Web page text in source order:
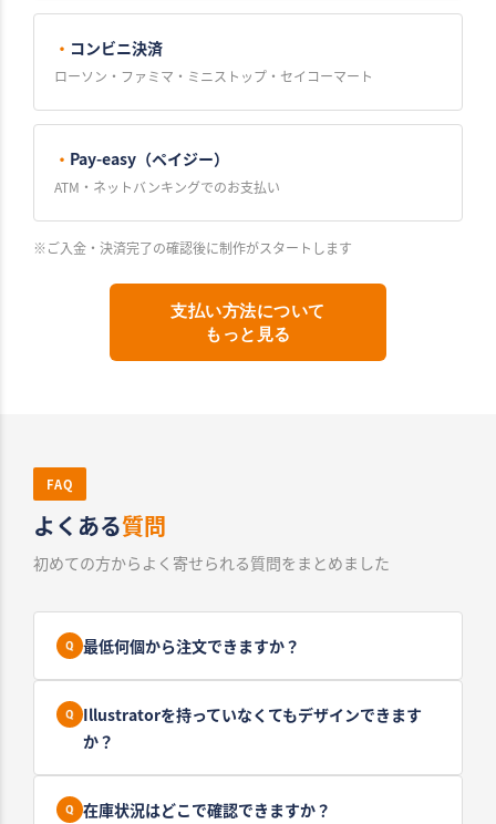
・ コンビニ決済
ローソン・ファミマ・ミニストップ・セイコーマート
・ Pay-easy（ペイジー）
ATM・ネットバンキングでのお支払い
※ご入金・決済完了の確認後に制作がスタートします
支払い方法について
もっと見る
FAQ
よくある質問
初めての方からよく寄せられる質問をまとめました
最低何個から注文できますか？
Illustratorを持っていなくてもデザインできます
か？
在庫状況はどこで確認できますか？